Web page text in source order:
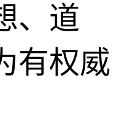
、道
有权威